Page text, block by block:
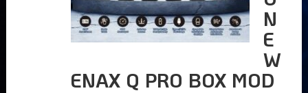
N
E
W
ENAX Q PRO BOX MOD